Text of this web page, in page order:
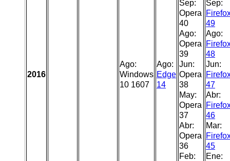
2016
Ago:
Windows
10 1607
Ago:
Edge
14
Sep:
Opera
40
Ago:
Opera
39
Jun:
Opera
38
May:
Opera
37
Abr:
Opera
36
Feb:
Sep:
49
Ago:
48
Jun:
47
Abr:
46
Mar:
45
Ene: